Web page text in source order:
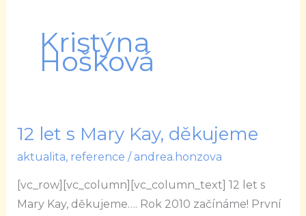
Kristýna
Hošková
12 let s Mary Kay, děkujeme
aktualita, reference / andrea.honzova
[vc_row][vc_column][vc_column_text] 12 let s
Mary Kay, děkujeme…. Rok 2010 začínáme! První
12
let
Mary
Kay,